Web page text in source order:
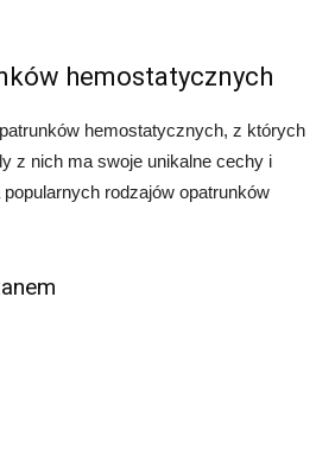
hemostatycznych
hemostatycznych, z których
z nich ma swoje unikalne cechy i
rodzajów opatrunków